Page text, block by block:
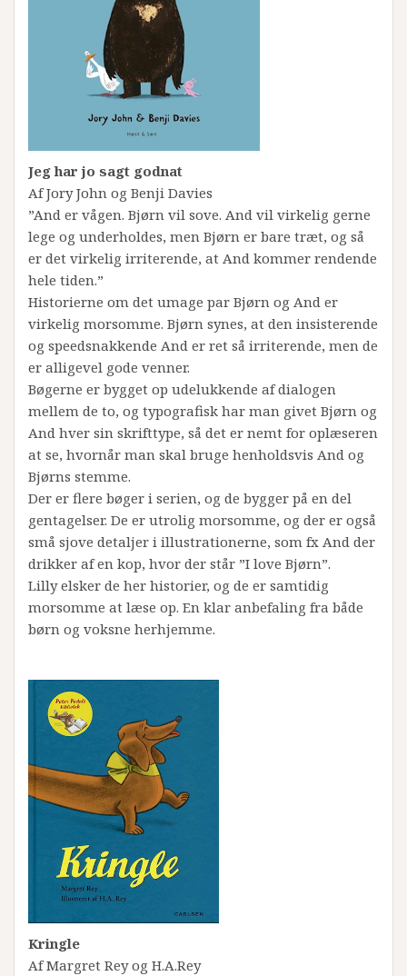
Jeg har jo sagt godnat
Af Jory John og Benji Davies
”And er vågen. Bjørn vil sove. And vil virkelig gerne
lege og underholdes, men Bjørn er bare træt, og så
er det virkelig irriterende, at And kommer rendende
hele tiden.”
Historierne om det umage par Bjørn og And er
virkelig morsomme. Bjørn synes, at den insisterende
og speedsnakkende And er ret så irriterende, men de
er alligevel gode venner.
Bøgerne er bygget op udelukkende af dialogen
mellem de to, og typografisk har man givet Bjørn og
And hver sin skrifttype, så det er nemt for oplæseren
at se, hvornår man skal bruge henholdsvis And og
Bjørns stemme.
Der er flere bøger i serien, og de bygger på en del
gentagelser. De er utrolig morsomme, og der er også
små sjove detaljer i illustrationerne, som fx And der
drikker af en kop, hvor der står ”I love Bjørn”.
Lilly elsker de her historier, og de er samtidig
morsomme at læse op. En klar anbefaling fra både
børn og voksne herhjemme.
Kringle
Af Margret Rey og H.A.Rey